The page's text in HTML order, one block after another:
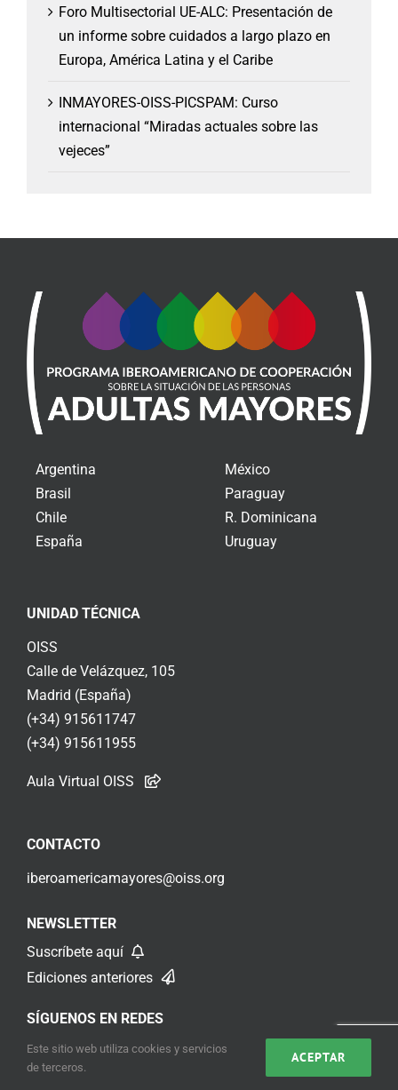
Foro Multisectorial UE-ALC: Presentación de
un informe sobre cuidados a largo plazo en
Europa, América Latina y el Caribe
INMAYORES-OISS-PICSPAM: Curso
internacional “Miradas actuales sobre las
vejeces”
Argentina
Brasil
Chile
España
México
Paraguay
R. Dominicana
Uruguay
UNIDAD TÉCNICA
OISS
Calle de Velázquez, 105
Madrid (España)
(+34) 915611747
(+34) 915611955
Aula Virtual OISS
CONTACTO
iberoamericamayores@oiss.org
NEWSLETTER
Suscríbete aquí
Ediciones anteriores
SÍGUENOS EN REDES
Este sitio web utiliza cookies y servicios
de terceros.
ACEPTAR